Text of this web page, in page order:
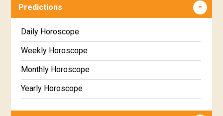
Predictions
Daily Horoscope
Weekly Horoscope
Monthly Horoscope
Yearly Horoscope